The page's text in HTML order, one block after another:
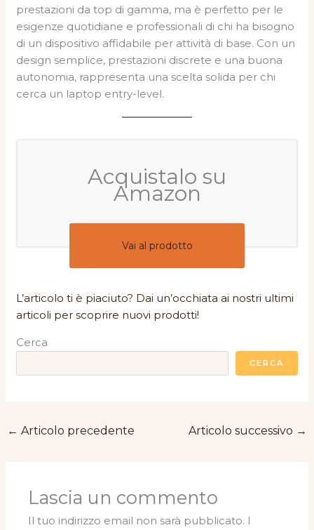
prestazioni da top di gamma, ma è perfetto per le
esigenze quotidiane e professionali di chi ha bisogno
di un dispositivo affidabile per attività di base. Con un
design semplice, prestazioni discrete e una buona
autonomia, rappresenta una scelta solida per chi
cerca un laptop entry-level.
Acquistalo su
Amazon
Vai al prodotto
L’articolo ti è piaciuto? Dai un’occhiata ai nostri ultimi
articoli per scoprire nuovi prodotti!
Cerca
CERCA
← Articolo precedente Articolo successivo →
Lascia un commento
Il tuo indirizzo email non sarà pubblicato. I